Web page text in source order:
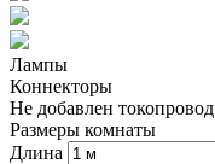
Лампы
Коннекторы
Не добавлен токопровод
Размеры комнаты
Длина